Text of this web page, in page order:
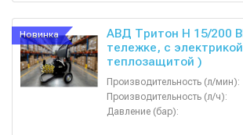
Новинка
АВД Тритон H 15/200
тележке, с
теплозащитой )
Производительность (л/мин):
Производительность (л/ч):
Давление (бар):